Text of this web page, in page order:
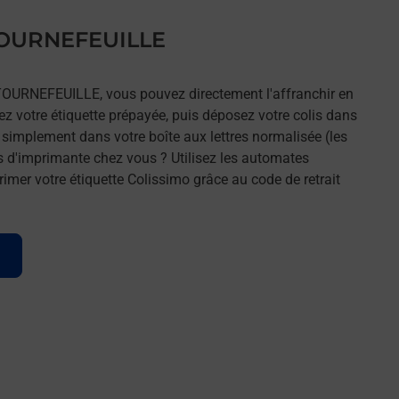
vous pouvez directement l'affranchir en
votre étiquette prépayée, puis déposez votre colis dans
dans votre boîte aux lettres normalisée (les
d'imprimante chez vous ? Utilisez les automates
votre étiquette Colissimo grâce au code de retrait